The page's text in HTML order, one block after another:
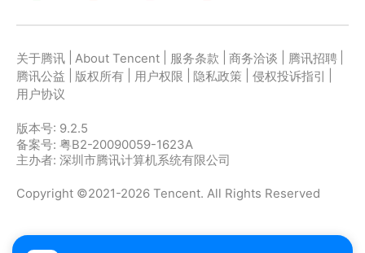
关于腾讯 About Tencent 服务条款 商务洽谈 腾讯招聘
腾讯公益
版权所有 用户权限 隐私政策 侵权投诉指引
用户协议
版本号: 9.2.5
备案号: 粤B2-20090059-1623A
主办者: 深圳市腾讯计算机系统有限公司
Copyright ©2021-2026 Tencent. All Rights Reserved